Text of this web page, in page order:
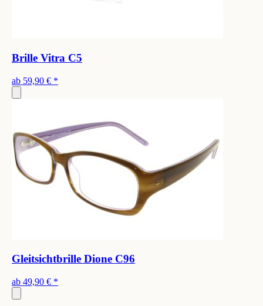
Brille Vitra C5
ab 59,90 € *
Gleitsichtbrille Dione C96
ab 49,90 € *